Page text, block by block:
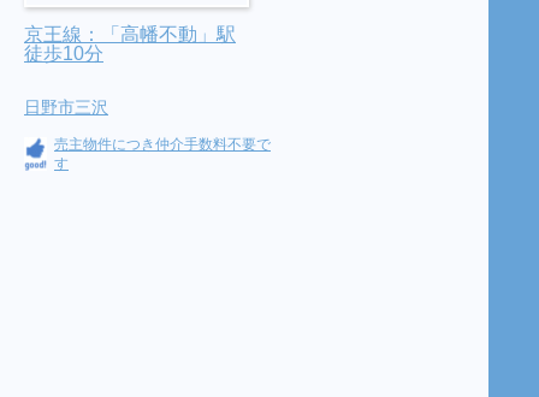
京王線：「高幡不動」駅
徒歩10分
日野市三沢
売主物件につき仲介手数料不要で
す